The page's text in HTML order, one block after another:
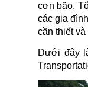
cơn bão.
các gia
cần thiết
Dưới đây